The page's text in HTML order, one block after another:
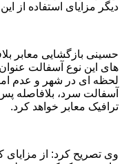
دیگر مزایای استفاده از
حسینی بازگشایی معابر
های این نوع آسفالت
لحظه ای در شهر و عدم
آسفالت سرد، بلافاصله
ترافیک معابر خواهد کرد.
وی تصریح کرد: از مزایای